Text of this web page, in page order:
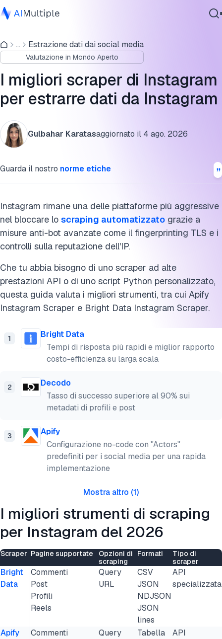
IA Agente
Sicurezza Informatica
Dati
Software Aziendale
Servizi
... Estrazione dati dai social media
Valutazione in Mondo Aperto
I migliori scraper di Instagram
per estrarre dati da Instagram
Gulbahar Karatasaggiornato il 4 ago. 2026
Guarda il nostro norme etiche
Instagram rimane una delle piattaforme più aggressive
nel bloccare lo scraping automatizzato grazie a
misure anti-bot avanzate come il fingerprinting TLS e i
controlli sulla reputazione dell'IP.
Che tu abbia bisogno di uno scraper ad alte
prestazioni API o di uno script Python personalizzato,
questa guida valuta i migliori strumenti, tra cui Apify
Instagram Scraper e Bright Data Instagram Scraper.
1
Bright Data
Tempi di risposta più rapidi e miglior rapporto
costo-efficienza su larga scala
2
Decodo
Tasso di successo superiore al 90% sui
metadati di profili e post
3
Apify
Configurazione no-code con "Actors"
predefiniti per i social media per una rapida
implementazione
Mostra altro (1)
I migliori strumenti di scraping
per Instagram del 2026
Scraper Pagine supportate
Opzioni di
scraping
Formati
Tipo di
scraper
Bright
Data
Commenti
Post
Profili
Reels
Query
URL
CSV
JSON
NDJSON
JSON
lines
API
specializzata
Apify
Commenti
Query
Tabella
API
Risultati del benchmark degli scraper di Instagram
volume mensile
Caratteristiche dei migliori scraper di Instagram
API scraper di Instagram vs codice Python
Creare uno scraper per i follower di Instagram con Python
Scraper per post di Instagram (tutorial Python)
Come Instagram rileva gli scraper (perché gli script
di base falliscono)
Proxy, limiti di frequenza e esecuzione dello scraper di
Scraper di Instagram utilizzati nel benchmark
Cos'è lo scraping di Instagram?
Cita questo benchmark